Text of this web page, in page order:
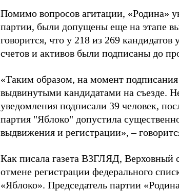
Помимо вопросов агитации, «Родина»
партии, были допущены еще на этапе
говорится, что у 218 из 269
счетов и активов были подписаны до
«Таким образом, на момент
выдвинутыми кандидатами на съезде.
уведомления подписали 39 человек,
партия "Яблоко" допустила
выдвижения и регистрации», –
Как писала газета ВЗГЛЯД, Верховный
отмене регистрации федерального
«Яблоко». Председатель партии